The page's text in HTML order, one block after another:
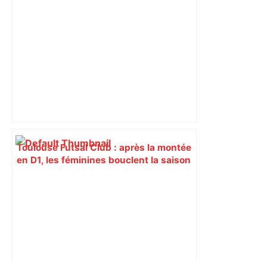
Toulouse Futsal Club : après la montée
en D1, les féminines bouclent la saison